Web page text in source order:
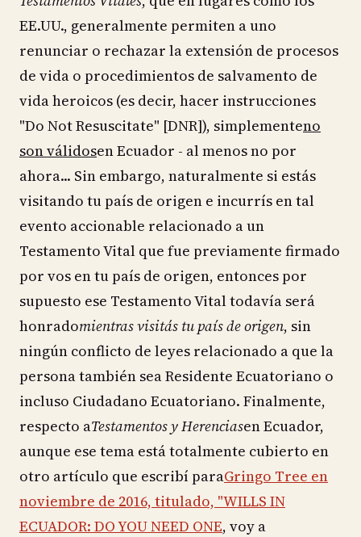
EE.UU., generalmente permiten a uno
renunciar o rechazar la extensión de procesos
de vida o procedimientos de salvamento de
vida heroicos (es decir, hacer instrucciones
"Do Not Resuscitate" [DNR]), simplementeno
son válidosen Ecuador - al menos no por
ahora... Sin embargo, naturalmente si estás
visitando tu país de origen e incurrís en tal
evento accionable relacionado a un
Testamento Vital que fue previamente firmado
por vos en tu país de origen, entonces por
supuesto ese Testamento Vital todavía será
honradomientras visitás tu país de origen, sin
ningún conflicto de leyes relacionado a que la
persona también sea Residente Ecuatoriano o
incluso Ciudadano Ecuatoriano. Finalmente,
respecto aTestamentos y Herenciasen Ecuador,
aunque ese tema está totalmente cubierto en
otro artículo que escribí paraGringo Tree en
noviembre de 2016, titulado, "WILLS IN
ECUADOR: DO YOU NEED ONE, voy a